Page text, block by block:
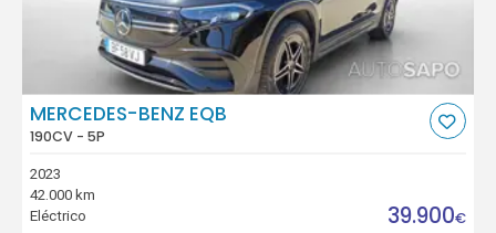
MERCEDES-BENZ EQB
190CV - 5P
2023
42.000 km
Eléctrico
39.900€